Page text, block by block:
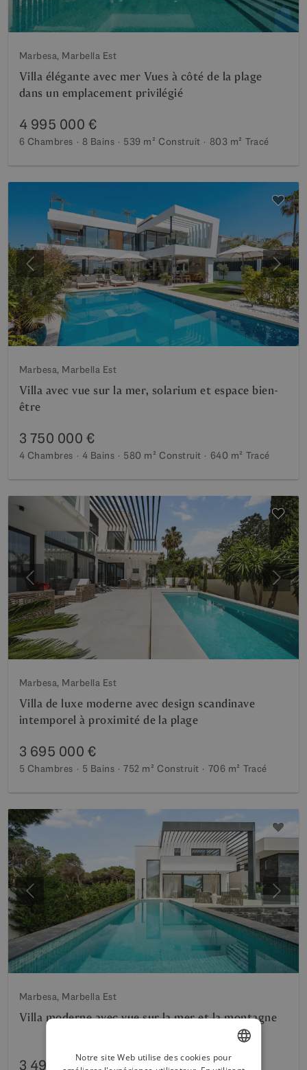
Marbesa, Marbella Est
Villa élégante avec mer Vues à côté de la plage
dans un emplacement privilégié
4 995 000 €
6 Chambres 8 Bains 539 m² Construit 803 m² Tracé
Précédent
Marbesa, Marbella Est
Villa avec vue sur la mer, solarium et espace bien-
être
3 750 000 €
4 Chambres 4 Bains 580 m² Construit 640 m² Tracé
Précédent
Marbesa, Marbella Est
Villa de luxe moderne avec design scandinave
intemporel à proximité de la plage
3 695 000 €
5 Chambres 5 Bains 752 m² Construit 706 m² Tracé
Précédent
Marbesa, Marbella Est
Villa moderne avec vue sur la mer et la montagne
3 495 000 €Notre site Web utilise des cookies pour